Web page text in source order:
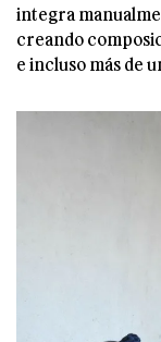
integra
creando
e incluso más de